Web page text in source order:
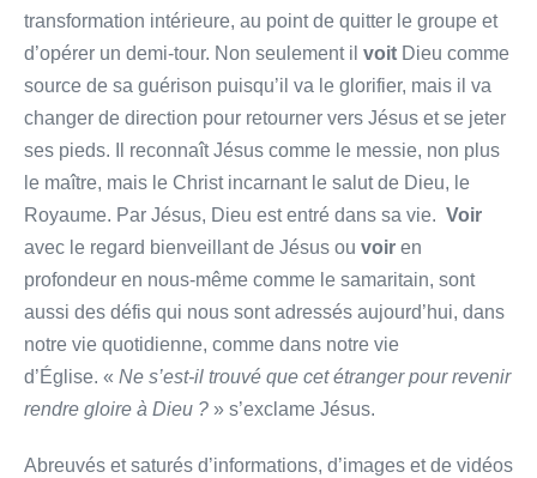
transformation intérieure, au point de quitter le groupe et
d’opérer un demi-tour. Non seulement il voit Dieu comme
source de sa guérison puisqu’il va le glorifier, mais il va
changer de direction pour retourner vers Jésus et se jeter
ses pieds. Il reconnaît Jésus comme le messie, non plus
le maître, mais le Christ incarnant le salut de Dieu, le
Royaume. Par Jésus, Dieu est entré dans sa vie. Voir
avec le regard bienveillant de Jésus ou voir en
profondeur en nous-même comme le samaritain, sont
aussi des défis qui nous sont adressés aujourd’hui, dans
notre vie quotidienne, comme dans notre vie
d’Église. « Ne s’est-il trouvé que cet étranger pour revenir
rendre gloire à Dieu ? » s’exclame Jésus.
Abreuvés et saturés d’informations, d’images et de vidéos